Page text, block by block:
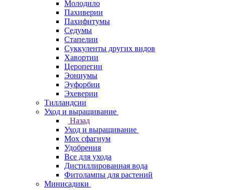
Молодило
Пахиверии
Пахифитумы
Седумы
Стапелии
Суккуленты других видов
Хавортии
Церопегии
Эониумы
Эуфорбии
Эхеверии
Тилландсии
Уход и выращивание
Назад
Уход и выращивание
Мох сфагнум
Удобрения
Все для ухода
Дистиллированная вода
Фитолампы для растений
Минисадики